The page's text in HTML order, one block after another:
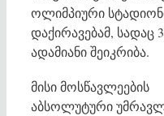
ოლიმპიური
დაქირავებამ, სადაც
ადამიანი შეიკრიბა.
მისი მოსწავლეების
აბსოლუტური